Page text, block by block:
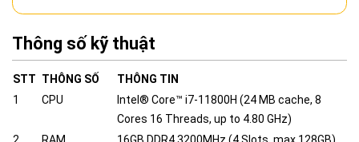
Thông số kỹ thuật
STT THÔNG SỐ
THÔNG TIN
1
CPU
Intel® Core™ i7-11800H (24 MB cache, 8
Cores 16 Threads, up to 4.80 GHz)